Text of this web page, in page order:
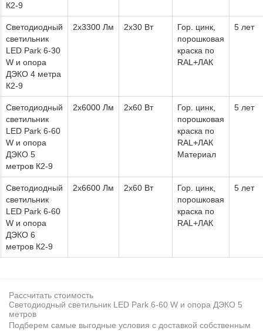
К2-9
Светодиодный
светильник
LED Park 6-30
W и опора
ДЭКО 4 метра
К2-9
2х3300 Лм 2х30 Вт
Гор. цинк,
порошковая
краска по
RAL+ЛАК
5 лет
Светодиодный
светильник
LED Park 6-60
W и опора
ДЭКО 5
метров К2-9
2х6000 Лм 2х60 Вт
Гор. цинк,
порошковая
краска по
RAL+ЛАК
Материал
5 лет
Светодиодный
светильник
LED Park 6-60
W и опора
ДЭКО 6
метров К2-9
2х6600 Лм 2х60 Вт
Гор. цинк,
порошковая
краска по
RAL+ЛАК
5 лет
Рассчитать стоимость
Светодиодный светильник LED Park 6-60 W и опора ДЭКО 5
метров
Подберем самые выгодные условия с доставкой собственным